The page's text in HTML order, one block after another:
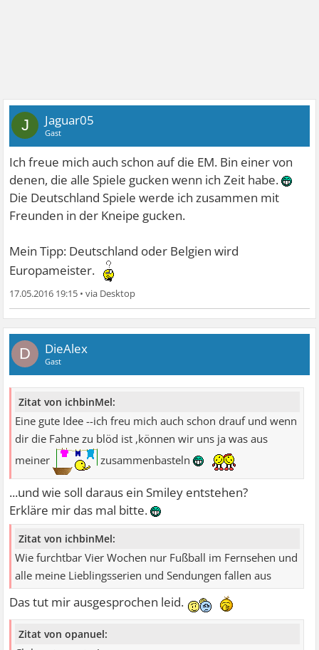
J Jaguar05
Gast
Ich freue mich auch schon auf die EM. Bin einer von
denen, die alle Spiele gucken wenn ich Zeit habe.
Die Deutschland Spiele werde ich zusammen mit
Freunden in der Kneipe gucken.
Mein Tipp: Deutschland oder Belgien wird
Europameister.
17.05.2016 19:15 •
D DieAlex
Gast
Zitat von ichbinMel:
Eine gute Idee --ich freu mich auch schon drauf und wenn
dir die Fahne zu blöd ist ,können wir uns ja was aus
meiner
zusammenbasteln
...und wie soll daraus ein Smiley entstehen?
Erkläre mir das mal bitte.
Zitat von ichbinMel:
Wie furchtbar Vier Wochen nur Fußball im Fernsehen und
alle meine Lieblingsserien und Sendungen fallen aus
Das tut mir ausgesprochen leid.
Zitat von opanuel: